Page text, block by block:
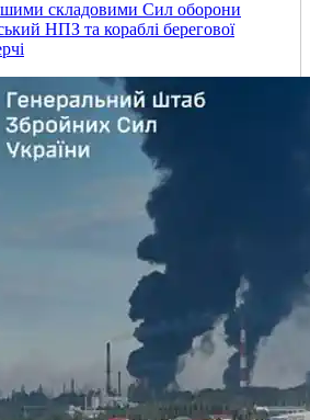
складовими Сил оборони
НПЗ та кораблі берегової